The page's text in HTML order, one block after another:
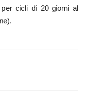
per cicli di 20 giorni al